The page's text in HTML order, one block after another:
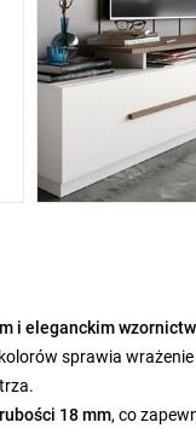
i eleganckim
sprawia
18 mm, co